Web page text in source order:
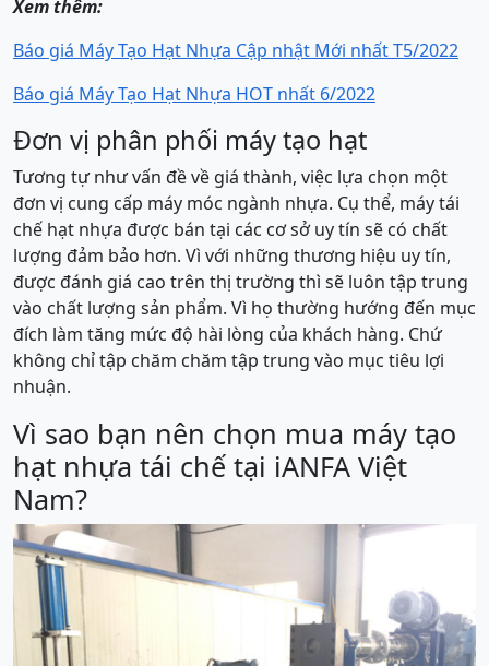
Xem thêm:
Báo giá Máy Tạo Hạt Nhựa Cập nhật Mới nhất T5/2022
Báo giá Máy Tạo Hạt Nhựa HOT nhất 6/2022
Đơn vị phân phối máy tạo hạt
Tương tự như vấn đề về giá thành, việc lựa chọn một
đơn vị cung cấp máy móc ngành nhựa. Cụ thể, máy tái
chế hạt nhựa được bán tại các cơ sở uy tín sẽ có chất
lượng đảm bảo hơn. Vì với những thương hiệu uy tín,
được đánh giá cao trên thị trường thì sẽ luôn tập trung
vào chất lượng sản phẩm. Vì họ thường hướng đến mục
đích làm tăng mức độ hài lòng của khách hàng. Chứ
không chỉ tập chăm chăm tập trung vào mục tiêu lợi
nhuận.
Vì sao bạn nên chọn mua máy tạo
hạt nhựa tái chế tại iANFA Việt
Nam?